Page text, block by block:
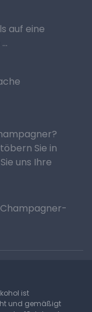
auf eine
Sie in
uns Ihre
ist
und gemäßigt